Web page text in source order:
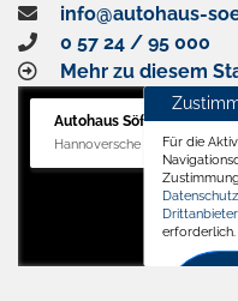
info@autohaus-
0 57 24 / 95 000
Mehr zu diesem
Autohaus Söffker GmbH
Hannoversche Str. 34, 31688
Für die
erforderlich.